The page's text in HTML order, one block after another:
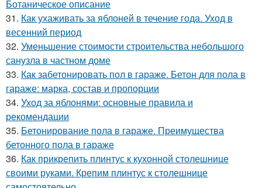
Ботаническое описание
31. Как ухаживать за яблоней в течение года. Уход в
весенний период
32. Уменьшение стоимости строительства небольшого
санузла в частном доме
33. Как забетонировать пол в гараже. Бетон для пола в
гараже: марка, состав и пропорции
34. Уход за яблонями: основные правила и
рекомендации
35. Бетонирование пола в гараже. Преимущества
бетонного пола в гараже
36. Как прикрепить плинтус к кухонной столешнице
своими руками. Крепим плинтус к столешнице